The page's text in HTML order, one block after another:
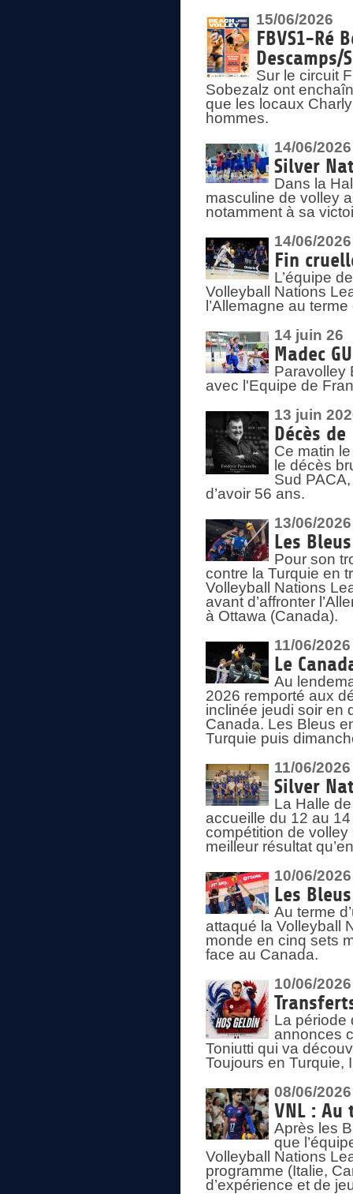
15/06/2026
FBVS1-Ré
Descamps/
Sur le circuit
Sobezalz ont
que les locaux
hommes.
14/06/2026
Silver
Dans la
masculine de volley
notamment à sa
14/06/2026
Fin
L’équipe
Volleyball Nations
l’Allemagne au
14 juin 26
Madec
Paravolley
avec l'Equipe de
13 juin
Décès de
Ce matin
le décès
Sud
d’avoir 56 ans.
13/06/2026
Les
Pour son
contre la Turquie en
Volleyball Nations
avant d’affronter
à Ottawa (Canada).
11/06/2026
Le
Au
2026 remporté aux
inclinée jeudi soir en
Canada. Les Bleus
Turquie puis
11/06/2026
Silver
La Halle
accueille du 12 au
compétition de
meilleur résultat
10/06/2026
Les
Au terme
attaqué la Volleyball
monde en cinq sets
face au Canada.
10/06/2026
La période
annonces
Toniutti qui va
Toujours en Turquie,
08/06/2026
VNL : Au
Après les
que
Volleyball Nations
programme (Italie,
d’expérience et de